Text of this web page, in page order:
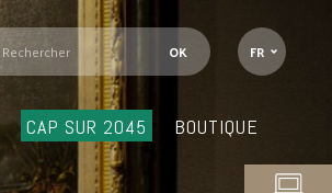
FR
CAP SUR 2045 BOUTIQUE